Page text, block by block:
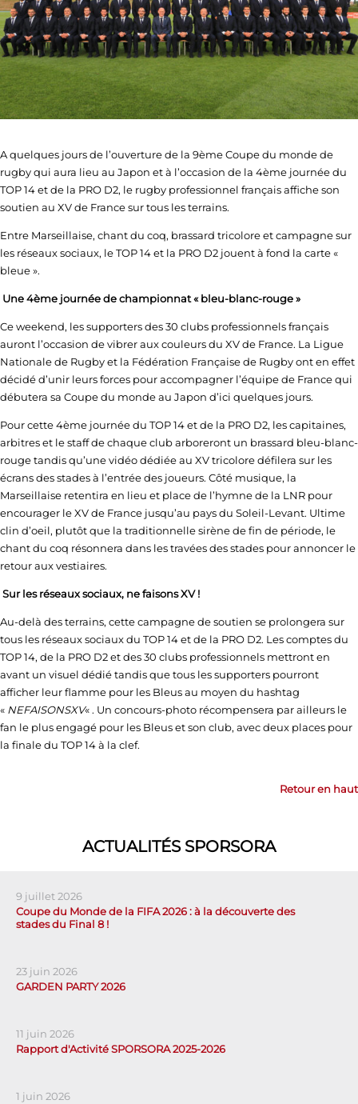
A quelques jours de l’ouverture de la 9èmeCoupe du monde de
rugby qui aura lieu au Japon et à l’occasion de la 4ème journée du
TOP 14 et de la PRO D2, le rugby professionnel français affiche son
soutien au XV de France sur tous les terrains.
Entre Marseillaise, chant du coq, brassard tricolore et campagne sur
les réseaux sociaux, le TOP 14 et la PRO D2 jouent à fond la carte «
bleue ».
Une 4ème journée de championnat « bleu-blanc-rouge »
Ce weekend, les supporters des 30 clubs professionnels français
auront l’occasion de vibrer aux couleurs du XV de France. La Ligue
Nationale de Rugby et la Fédération Française de Rugby ont en effet
décidé d’unir leurs forces pour accompagner l’équipe de France qui
débutera sa Coupe du monde au Japon d’ici quelques jours.
Pour cette 4ème journée du TOP 14 et de la PRO D2, les capitaines,
arbitres et le staff de chaque club arboreront un brassard bleu-blanc-
rouge tandis qu’une vidéo dédiée au XV tricolore défilera sur les
écrans des stades à l’entrée des joueurs. Côté musique, la
Marseillaise retentira en lieu et place de l’hymne de la LNR pour
encourager le XV de France jusqu’au pays du Soleil-Levant. Ultime
clin d’oeil, plutôt que la traditionnelle sirène de fin de période, le
chant du coq résonnera dans les travées des stades pour annoncer le
retour aux vestiaires.
Sur les réseaux sociaux, ne faisons XV !
Au-delà des terrains, cette campagne de soutien se prolongera sur
tous les réseaux sociaux du TOP 14 et de la PRO D2. Les comptes du
TOP 14, de la PRO D2 et des 30 clubs professionnels mettront en
avant un visuel dédié tandis que tous les supporters pourront
afficher leur flamme pour les Bleus au moyen du hashtag
« NEFAISONSXV« . Un concours-photo récompensera par ailleurs le
fan le plus engagé pour les Bleus et son club, avec deux places pour
la finale du TOP 14 à la clef.
Retour en haut
ACTUALITÉS SPORSORA
9 juillet 2026
Coupe du Monde de la FIFA 2026 : à la découverte des
stades du Final 8 !
23 juin 2026
GARDEN PARTY 2026
11 juin 2026
Rapport d'Activité SPORSORA 2025-2026
1 juin 2026